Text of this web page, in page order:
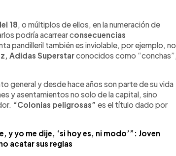
18 , o múltiplos de ellos, en la numeración de
podría acarrear consecuencias
pandilleril también es inviolable, por ejemplo, no
Adidas Superstarconocidos como “conchas”,
general y desde hace años son parte de su vida
y asentamientos no solo de la capital, sino
“Colonias peligrosas” es el título dado por
y yo me dije, ‘si hoy es, ni modo’”: Joven
acatar sus reglas